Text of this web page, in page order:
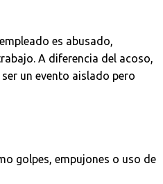
es abusado,
A diferencia del acoso,
un evento aislado pero
golpes, empujones o uso de